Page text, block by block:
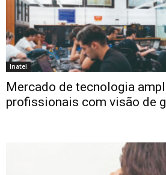
Inatel
Mercado de tecnologia
profissionais com visão de